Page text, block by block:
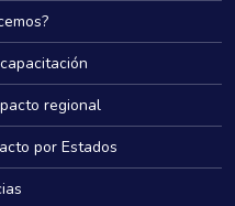
regional
por Estados